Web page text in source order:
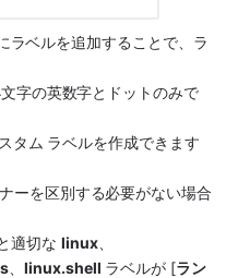
ラベルを追加することで、ラ
字の英数字とドットのみで
タム ラベルを作成できます
ーを区別する必要がない場合
適切な linux、
、linux.shell ラベルが [ラン